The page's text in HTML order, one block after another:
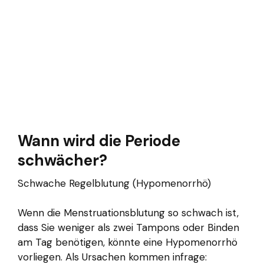
Wann wird die Periode
schwächer?
Schwache Regelblutung (Hypomenorrhö)
Wenn die Menstruationsblutung so schwach ist,
dass Sie weniger als zwei Tampons oder Binden
am Tag benötigen, könnte eine Hypomenorrhö
vorliegen. Als Ursachen kommen infrage: